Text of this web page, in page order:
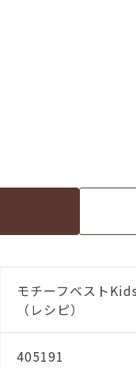
モチーフベスト
（レシピ）
405191